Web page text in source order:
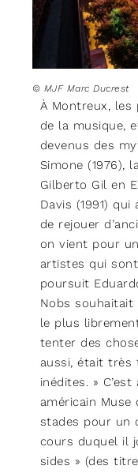
© MJF Marc Ducrest
À Montreux,
de la musique,
devenus des
Simone (1976),
Gilberto Gil en
Davis (1991)
de rejouer
on vient pour
artistes qui
poursuit
Nobs
le plus
tenter des
aussi, était très
inédites. »
américain
stades pour un
cours duquel il
sides » (des